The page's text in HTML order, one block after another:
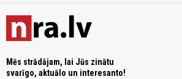
Mēs strādājam, lai Jūs zinātu
svarīgo, aktuālo un interesanto!